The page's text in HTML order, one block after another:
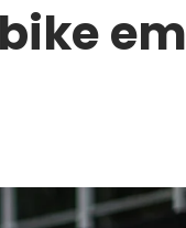
em